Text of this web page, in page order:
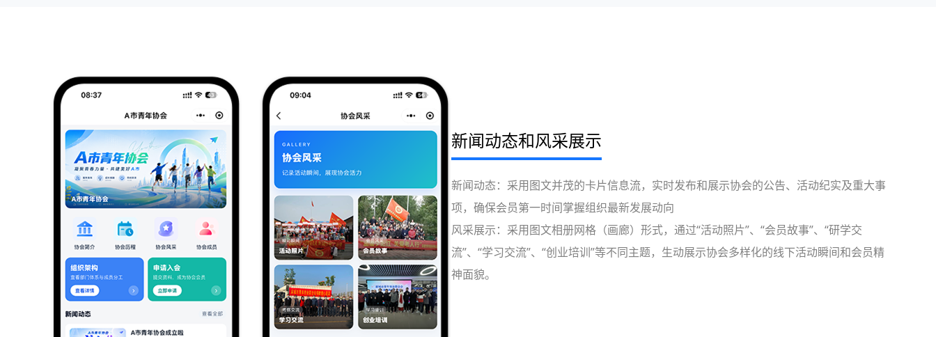
新闻动态和风采展示
新闻动态：采用图文并茂的卡片信息流，实时发布和展示协会的公告、活动纪实及重大事
项，确保会员第一时间掌握组织最新发展动向
风采展示：采用图文相册网格（画廊）形式，通过“活动照片”、“会员故事”、“研学交
流”、“学习交流”、“创业培训”等不同主题，生动展示协会多样化的线下活动瞬间和会员精
神面貌。